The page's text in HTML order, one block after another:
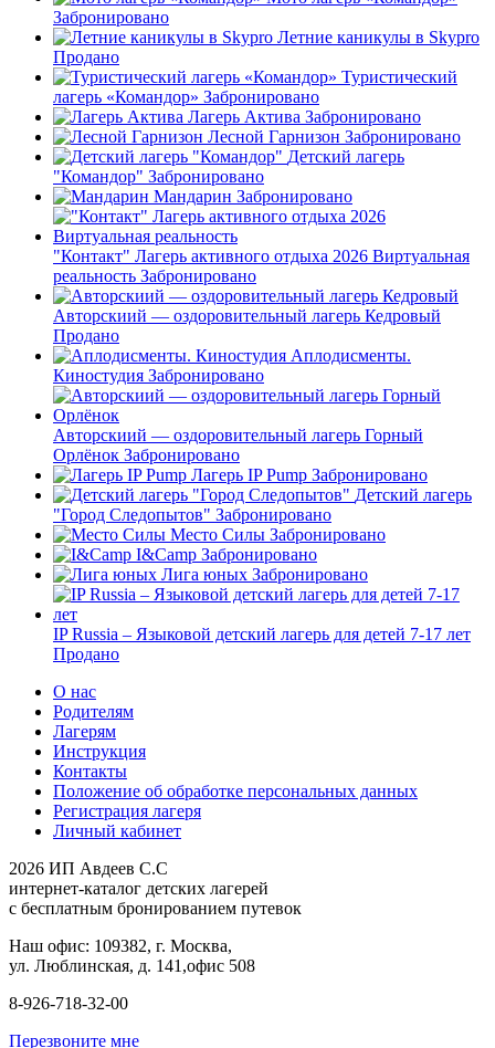
Забронировано
Летние каникулы в Skypro
Продано
Туристический
лагерь «Командор» Забронировано
Лагерь Актива Забронировано
Лесной Гарнизон Забронировано
Детский лагерь
"Командор" Забронировано
Мандарин Забронировано
"Контакт" Лагерь активного отдыха 2026 Виртуальная
реальность Забронировано
Авторскиий — оздоровительный лагерь Кедровый
Продано
Аплодисменты.
Киностудия Забронировано
Авторскиий — оздоровительный лагерь Горный
Орлёнок Забронировано
Лагерь IP Pump Забронировано
Детский лагерь
"Город Следопытов" Забронировано
Место Силы Забронировано
I&Camp Забронировано
Лига юных Забронировано
IP Russia – Языковой детский лагерь для детей 7-17 лет
Продано
О нас
Родителям
Лагерям
Инструкция
Контакты
Положение об обработке персональных данных
Регистрация лагеря
Личный кабинет
2026 ИП Авдеев С.С
интернет-каталог детских лагерей
с бесплатным бронированием путевок
Наш офис: 109382, г. Москва,
ул. Люблинская, д. 141,офис 508
8-926-718-32-00
Перезвоните мне